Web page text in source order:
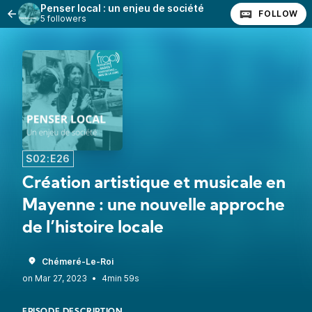
Penser local : un enjeu de société
5 followers FOLLOW
S02:E26
Création artistique et musicale en
Mayenne : une nouvelle approche
de l’histoire locale
Chémeré-Le-Roi
•
4min 59s